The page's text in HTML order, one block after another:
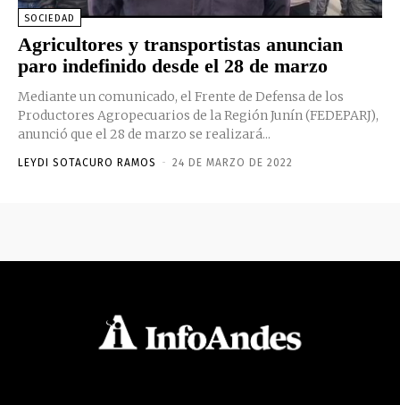
SOCIEDAD
Agricultores y transportistas anuncian
paro indefinido desde el 28 de marzo
Mediante un comunicado, el Frente de Defensa de los
Productores Agropecuarios de la Región Junín (FEDEPARJ),
anunció que el 28 de marzo se realizará...
LEYDI SOTACURO RAMOS - 24 DE MARZO DE 2022